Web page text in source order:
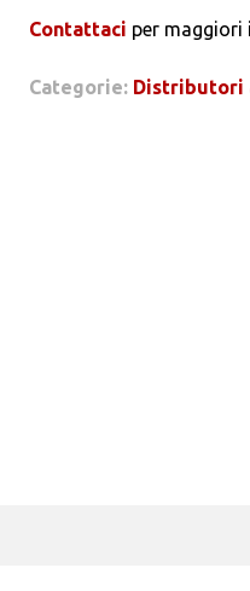
Contattaci per
Categorie: Distributori